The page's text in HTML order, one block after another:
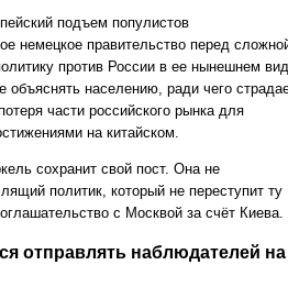
подъем популистов
немецкое правительство перед
против России в ее нынешнем
населению, ради чего
части российского рынка для
на китайском.
сохранит свой пост. Она не
политик, который не переступит ту
с Москвой за счёт Киева.
отправлять наблюдателей на